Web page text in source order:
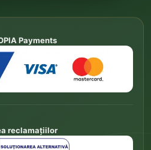
Payments
reclamațiilor